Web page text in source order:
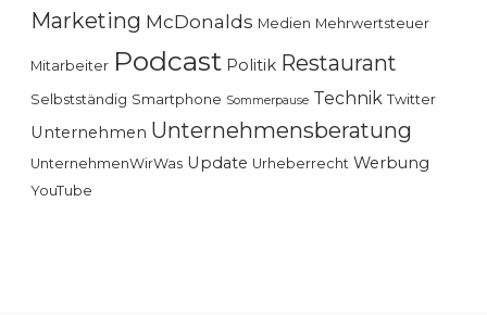
Marketing McDonalds Medien Mehrwertsteuer
Mitarbeiter Podcast Politik Restaurant
Selbstständig Smartphone Sommerpause Technik Twitter
Unternehmen Unternehmensberatung
UnternehmenWirWas Update Urheberrecht Werbung
YouTube